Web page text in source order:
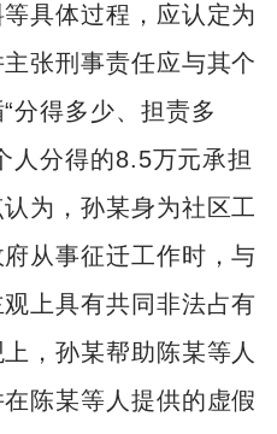
具体过程，应认定为
张刑事责任应与其个
分得多少、担责多
人分得的8.5万元承担
为，孙某身为社区工
从事征迁工作时，与
上具有共同非法占有
，孙某帮助陈某等人
陈某等人提供的虚假